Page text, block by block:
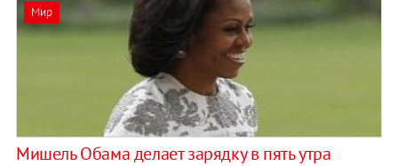
Мир
Мишель Обама делает зарядку в пять утра